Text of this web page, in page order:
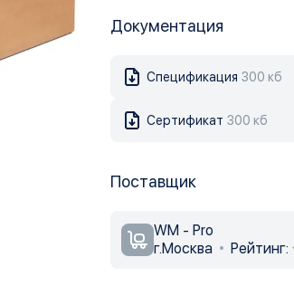
Документация
Спецификация 300 кб
Сертификат 300 кб
Поставщик
WM - Pro
г.Москва
Рейтинг: